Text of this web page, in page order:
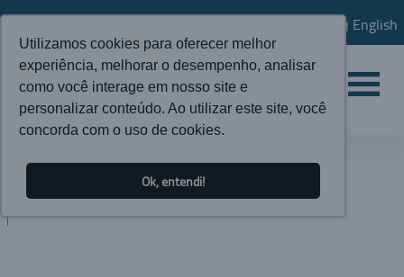
Utilizamos cookies para oferecer melhor
experiência, melhorar o desempenho, analisar
como você interage em nosso site e
personalizar conteúdo. Ao utilizar este site, você
concorda com o uso de cookies.
Ok, entendi!
English
ATUALIDADES
BLOG